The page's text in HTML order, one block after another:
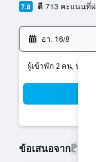
7.8 ดี 713 คะแนนที่
อา. 16/8
ผู้เข้าพัก 2 คน, ห้องพั
ข้อเสนอจาก฿430